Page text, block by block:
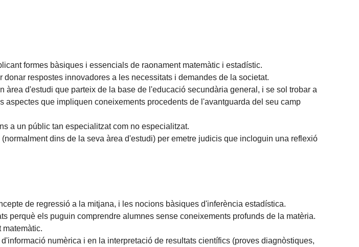
formes bàsiques i essencials de raonament matemàtic i estadístic.
respostes innovadores a les necessitats i demandes de la societat.
d'estudi que parteix de la base de l'educació secundària general, i se sol trobar a
que impliquen coneixements procedents de l'avantguarda del seu camp
a un públic tan especialitzat com no especialitzat.
dins de la seva àrea d'estudi) per emetre judicis que incloguin una reflexió
de regressió a la mitjana, i les nocions bàsiques d'inferència estadística.
perquè els puguin comprendre alumnes sense coneixements profunds de la matèria.
matemàtic.
numèrica i en la interpretació de resultats científics (proves diagnòstiques,